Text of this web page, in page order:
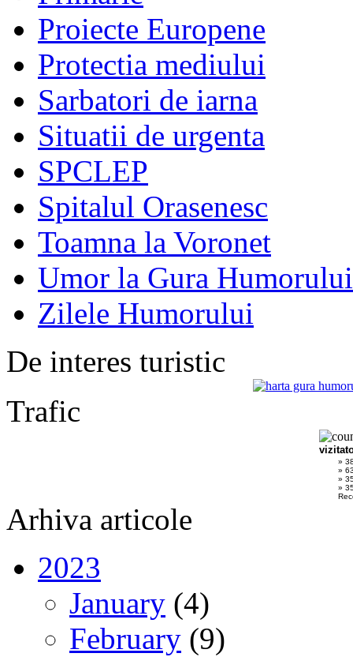
Proiecte Europene
Protectia mediului
Sarbatori de iarna
Situatii de urgenta
SPCLEP
Spitalul Orasenesc
Toamna la Voronet
Umor la Gura Humorului
Zilele Humorului
De interes turistic
Trafic
»
»
»
»
Arhiva articole
2023
January (4)
February (9)